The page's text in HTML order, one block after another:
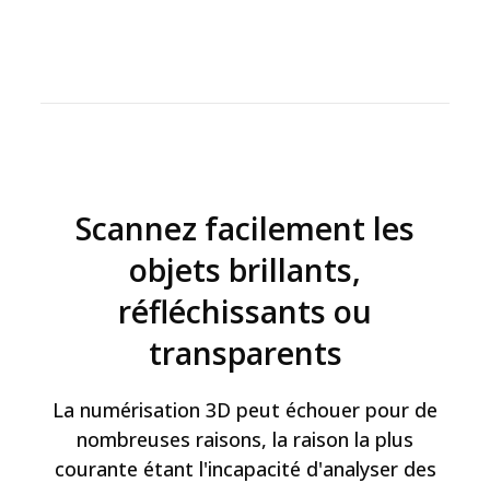
Scannez facilement les
objets brillants,
réfléchissants ou
transparents
La numérisation 3D peut échouer pour de
nombreuses raisons, la raison la plus
courante étant l'incapacité d'analyser des